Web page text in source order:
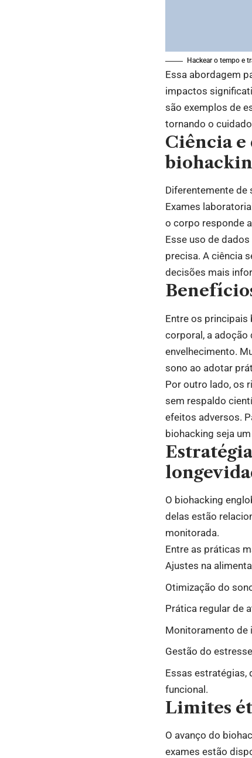
Hackear o tempo e
Essa abordagem
impactos
são exemplos de
tornando o
Ciência e
Diferentemente de
Exames
o corpo responde
Esse uso de
precisa. A ciência
decisões mais
Entre os principais
corporal, a adoção
envelhecimento.
sono ao adotar
Por outro lado, os
sem respaldo
efeitos adversos.
biohacking seja
O biohacking
delas estão
monitorada.
Entre as práticas
Ajustes na
Otimização do
Prática regular de
Monitoramento de
Gestão do
Essas estratégias,
funcional.
Limites
O avanço do
exames estão